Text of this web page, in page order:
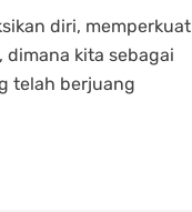
diri, memperkuat
kita sebagai
telah berjuang